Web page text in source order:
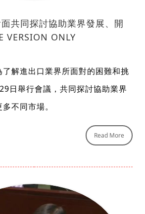
共同探討協助業界發展、開
VERSION ONLY
解進出口業界所面對的困難和挑
日舉行會議，共同探討協助業界
不同市場。
Read More